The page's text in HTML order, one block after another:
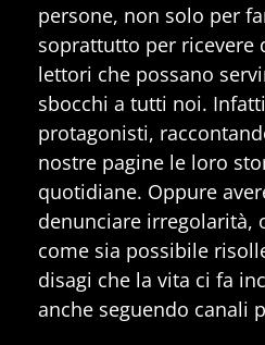
persone, non solo per
soprattutto per ricevere
lettori che possano
sbocchi a tutti noi.
protagonisti,
nostre pagine le loro
quotidiane. Oppure
denunciare irregolarità,
come sia possibile
disagi che la vita ci fa
anche seguendo canali